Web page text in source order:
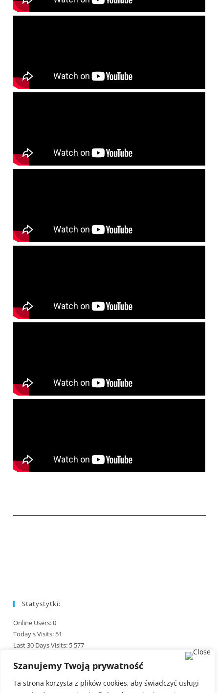
Szanujemy Twoją prywatność
Ta strona korzysta z plików cookies, aby świadczyć usługi
Statystytki:
Online Users:0
Today's Visits: 51
Last 30 Days Visits: 5 577
Last Post Date:01/08/2026